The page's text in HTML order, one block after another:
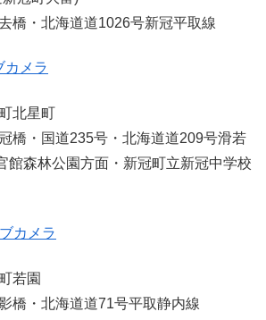
橋・北海道道1026号新冠平取線
カメラ
北星町
橋・国道235号・北海道道209号滑若
館森林公園方面・新冠町立新冠中学校
カメラ
若園
橋・北海道道71号平取静内線